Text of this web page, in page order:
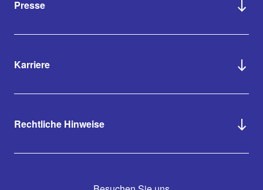
Presse
Karriere
Rechtliche Hinweise